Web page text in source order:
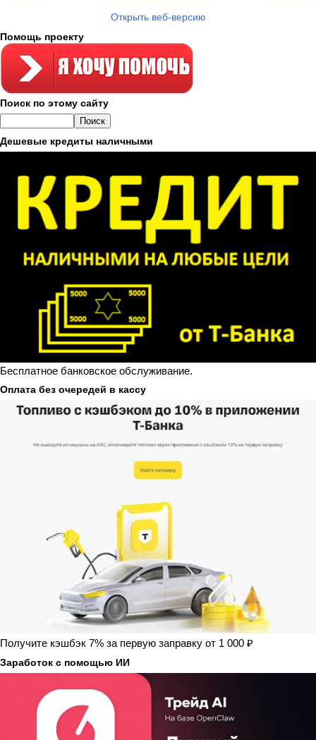
Открыть веб-версию
Помощь проекту
Поиск по этому сайту
Дешевые кредиты наличными
Бесплатное банковское обслуживание.
Оплата без очередей в кассу
Получите кэшбэк 7% за первую заправку от 1 000 ₽
Заработок с помощью ИИ